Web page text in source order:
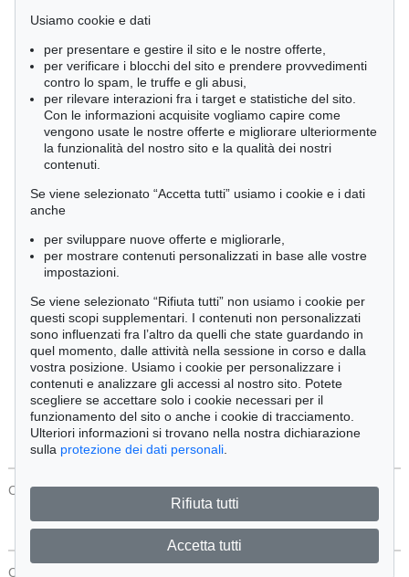
Libri per bambini
Lifestyle
Pietre miliari delle scienze naturali
Letteratura classica
Economia e diritto
Meraviglie della natura
Cimelia
Ordine:
Tutti gli oggetti
Solo offerte attuali
Solo oggetti venduti
Cerca
CONTATTI Protezione Dei Dati
CONTATTI
Usiamo cookie e dati
per presentare e gestire il sito e le nostre offerte,
per verificare i blocchi del sito e prendere provvedimenti
contro lo spam, le truffe e gli abusi,
per rilevare interazioni fra i target e statistiche del sito.
Con le informazioni acquisite vogliamo capire come
vengono usate le nostre offerte e migliorare ulteriormente
la funzionalità del nostro sito e la qualità dei nostri
contenuti.
Se viene selezionato “Accetta tutti” usiamo i cookie e i dati
anche
per sviluppare nuove offerte e migliorarle,
per mostrare contenuti personalizzati in base alle vostre
impostazioni.
Se viene selezionato “Rifiuta tutti” non usiamo i cookie per
questi scopi supplementari. I contenuti non personalizzati
sono influenzati fra l’altro da quelli che state guardando in
quel momento, dalle attività nella sessione in corso e dalla
vostra posizione. Usiamo i cookie per personalizzare i
contenuti e analizzare gli accessi al nostro sito. Potete
scegliere se accettare solo i cookie necessari per il
funzionamento del sito o anche i cookie di tracciamento.
Ulteriori informazioni si trovano nella nostra dichiarazione
sulla protezione dei dati personali
Rifiuta tutti
Accetta tutti